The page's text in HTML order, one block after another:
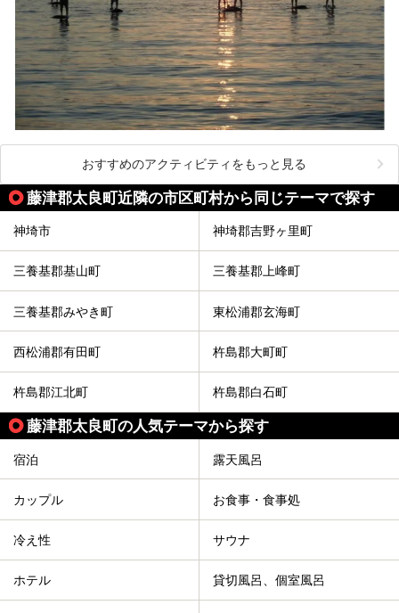
おすすめのアクティビティをもっと見る
藤津郡太良町近隣の市区町村から同じテーマで探す
神埼市 神埼郡吉野ヶ里町
三養基郡基山町 三養基郡上峰町
三養基郡みやき町 東松浦郡玄海町
西松浦郡有田町 杵島郡大町町
杵島郡江北町 杵島郡白石町
藤津郡太良町の人気テーマから探す
宿泊 露天風呂
カップル お食事・食事処
冷え性 サウナ
ホテル 貸切風呂、個室風呂